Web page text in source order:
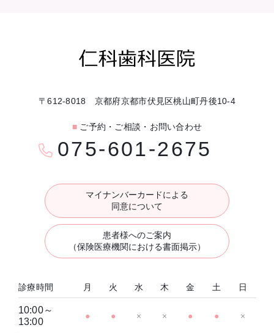
〒612-8018 京都府京都市伏見区桃山町丹後10-4
■ ご予約・ご相談・お問い合わせ
075-601-2675
マイナンバーカードによる
同意について
患者様へのご案内
（保険医療機関における書面掲示）
診療時間 月 火 水 木 金 土 日
10:00～
13:00
● ● × × ● ● ×